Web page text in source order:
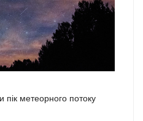
пік метеорного потоку